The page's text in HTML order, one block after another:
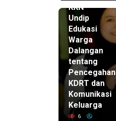
KKN
Undip
Edukasi
Warga
Dalangan
tentang
Pencegahan
KDRT dan
Komunikasi
Keluarga
6